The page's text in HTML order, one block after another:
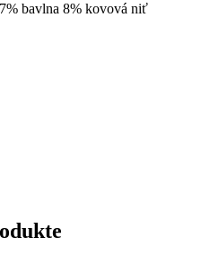
bavlna 8% kovová niť